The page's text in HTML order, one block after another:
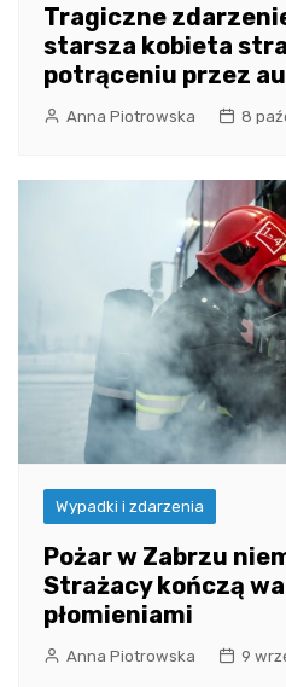
Tragiczne
starsza kobieta
potrąceniu przez
Anna Piotrowska 8
Wypadki i zdarzenia
Pożar w Zabrzu
Strażacy kończą
płomieniami
Anna Piotrowska 9